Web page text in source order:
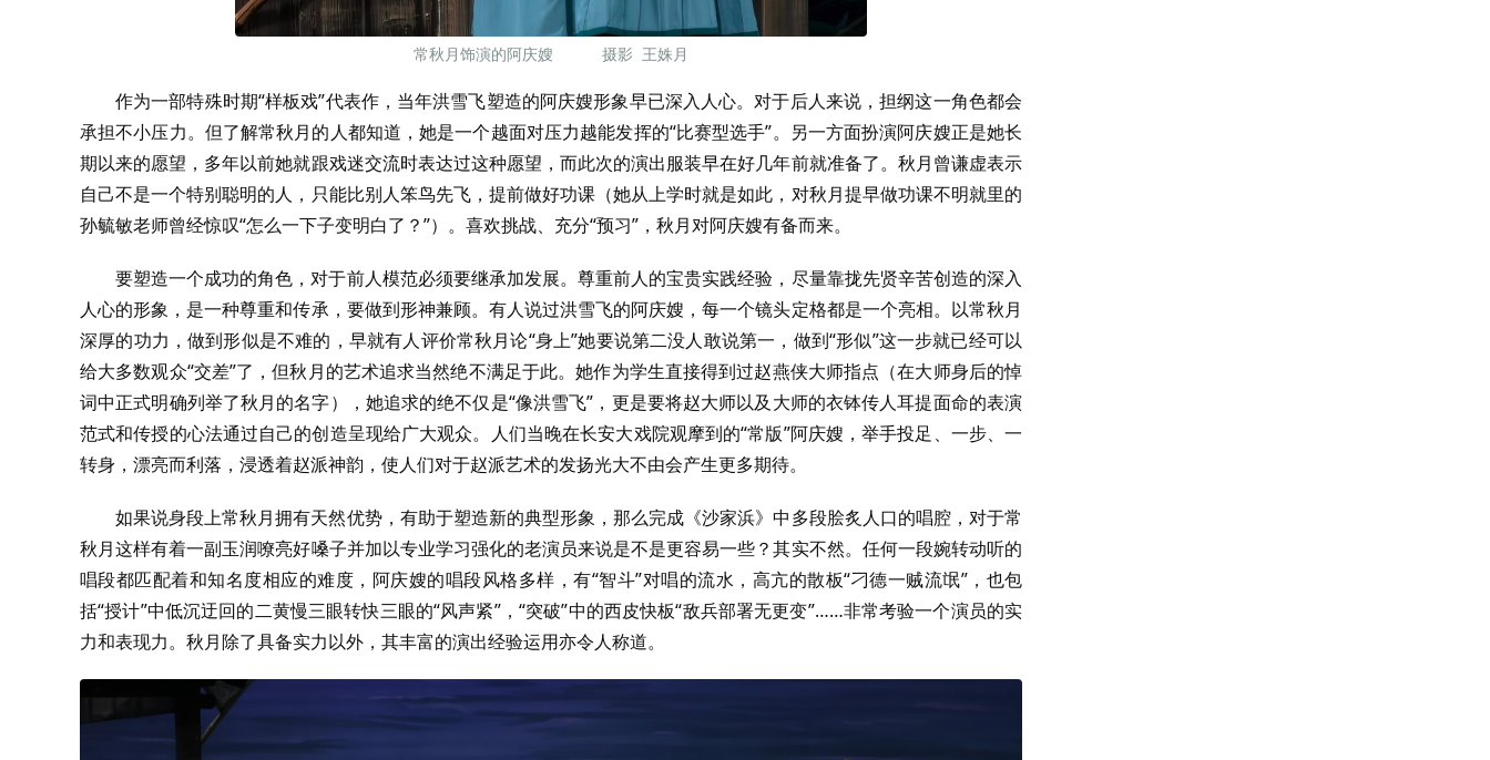
常秋月饰演的阿庆嫂 摄影 王姝月
作为一部特殊时期“样板戏”代表作，当年洪雪飞塑造的阿庆嫂形象早已深入人心。对于后人来说，担纲这一角色都会
承担不小压力。但了解常秋月的人都知道，她是一个越面对压力越能发挥的“比赛型选手”。另一方面扮演阿庆嫂正是她长
期以来的愿望，多年以前她就跟戏迷交流时表达过这种愿望，而此次的演出服装早在好几年前就准备了。秋月曾谦虚表示
自己不是一个特别聪明的人，只能比别人笨鸟先飞，提前做好功课（她从上学时就是如此，对秋月提早做功课不明就里的
孙毓敏老师曾经惊叹“怎么一下子变明白了？”）。喜欢挑战、充分“预习”，秋月对阿庆嫂有备而来。
要塑造一个成功的角色，对于前人模范必须要继承加发展。尊重前人的宝贵实践经验，尽量靠拢先贤辛苦创造的深入
人心的形象，是一种尊重和传承，要做到形神兼顾。有人说过洪雪飞的阿庆嫂，每一个镜头定格都是一个亮相。以常秋月
深厚的功力，做到形似是不难的，早就有人评价常秋月论“身上”她要说第二没人敢说第一，做到“形似”这一步就已经可以
给大多数观众“交差”了，但秋月的艺术追求当然绝不满足于此。她作为学生直接得到过赵燕侠大师指点（在大师身后的悼
词中正式明确列举了秋月的名字），她追求的绝不仅是“像洪雪飞”，更是要将赵大师以及大师的衣钵传人耳提面命的表演
范式和传授的心法通过自己的创造呈现给广大观众。人们当晚在长安大戏院观摩到的“常版”阿庆嫂，举手投足、一步、一
转身，漂亮而利落，浸透着赵派神韵，使人们对于赵派艺术的发扬光大不由会产生更多期待。
如果说身段上常秋月拥有天然优势，有助于塑造新的典型形象，那么完成《沙家浜》中多段脍炙人口的唱腔，对于常
秋月这样有着一副玉润嘹亮好嗓子并加以专业学习强化的老演员来说是不是更容易一些？其实不然。任何一段婉转动听的
唱段都匹配着和知名度相应的难度，阿庆嫂的唱段风格多样，有“智斗”对唱的流水，高亢的散板“刁德一贼流氓”，也包
括“授计”中低沉迂回的二黄慢三眼转快三眼的“风声紧”，“突破”中的西皮快板“敌兵部署无更变”……非常考验一个演员的实
力和表现力。秋月除了具备实力以外，其丰富的演出经验运用亦令人称道。